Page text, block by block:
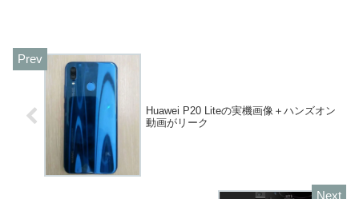
Huawei P20 Liteの実機画像＋ハンズオン
動画がリーク